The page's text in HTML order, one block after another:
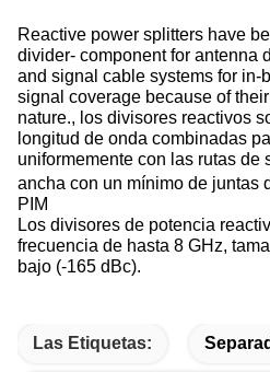
Reactive power splitters have
divider- component for antenna
and signal cable systems for in-
signal coverage because of
nature., los divisores reactivos
longitud de onda combinadas
uniformemente con las rutas de
ancha con un mínimo de juntas
PIM
Los divisores de potencia
frecuencia de hasta 8 GHz,
bajo (-165 dBc).
Las Etiquetas: